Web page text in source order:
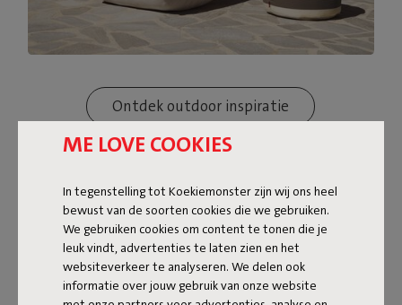
ME LOVE COOKIES
In tegenstelling tot Koekiemonster zijn wij ons heel
bewust van de soorten cookies die we gebruiken.
We gebruiken cookies om content te tonen die je
leuk vindt, advertenties te laten zien en het
websiteverkeer te analyseren. We delen ook
informatie over jouw gebruik van onze website
Ontdek outdoor inspiratie